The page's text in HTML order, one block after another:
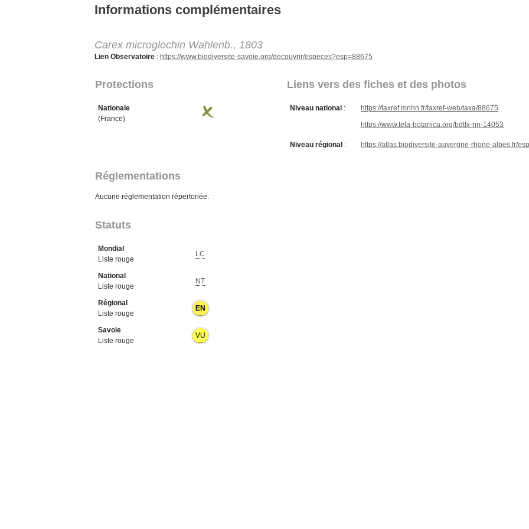
Informations complémentaires
Carex microglochin Wahlenb., 1803
Lien Observatoire : https://www.biodiversite-savoie.org/decouvrir/especes?esp=88675
Protections Liens vers des fiches et des photos
Nationale
(France)
Niveau national :
https://taxref.mnhn.fr/taxref-web/taxa/88675
https://www.tela-botanica.org/bdtfx-nn-14053
Niveau régional : https://atlas.biodiversite-auvergne-rhone-alpes.fr/
Réglementations
Aucune réglementation répertoriée.
Statuts
Mondial
Liste rouge
LC
National
Liste rouge
NT
Régional
Liste rouge
EN
Savoie
Liste rouge
VU